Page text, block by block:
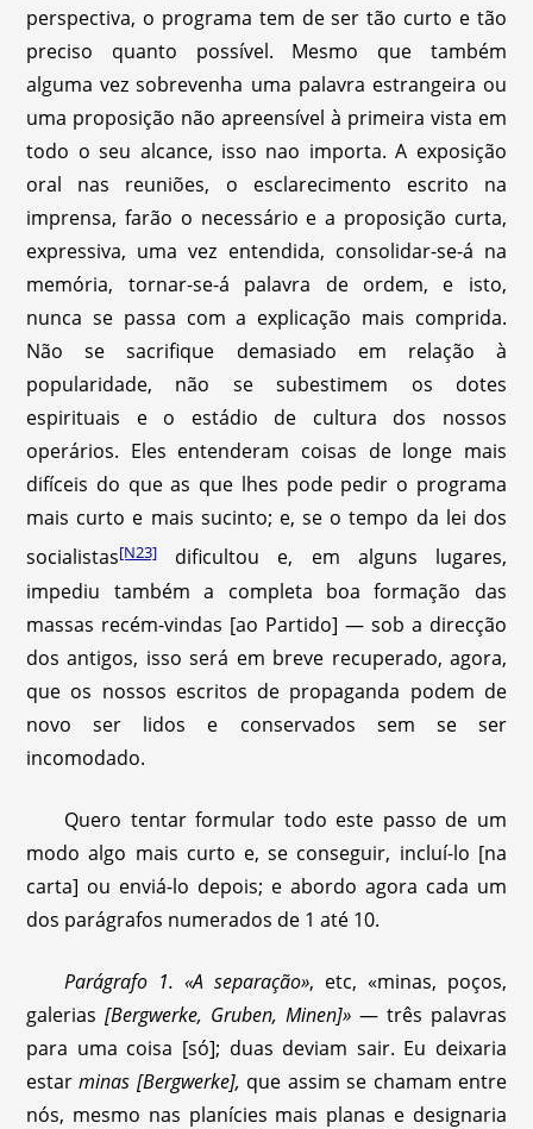
perspectiva, o programa tem de ser tão curto e tão
preciso quanto possível. Mesmo que também
alguma vez sobrevenha uma palavra estrangeira ou
uma proposição não apreensível à primeira vista em
todo o seu alcance, isso nao importa. A exposição
oral nas reuniões, o esclarecimento escrito na
imprensa, farão o necessário e a proposição curta,
expressiva, uma vez entendida, consolidar-se-á na
memória, tornar-se-á palavra de ordem, e isto,
nunca se passa com a explicação mais comprida.
Não se sacrifique demasiado em relação à
popularidade, não se subestimem os dotes
espirituais e o estádio de cultura dos nossos
operários. Eles entenderam coisas de longe mais
difíceis do que as que lhes pode pedir o programa
mais curto e mais sucinto; e, se o tempo da lei dos
socialistas[N23]
dificultou e, em alguns lugares,
impediu também a completa boa formação das
massas recém-vindas [ao Partido] — sob a direcção
dos antigos, isso será em breve recuperado, agora,
que os nossos escritos de propaganda podem de
novo ser lidos e conservados sem se ser
incomodado.
Quero tentar formular todo este passo de um
modo algo mais curto e, se conseguir, incluí-lo [na
carta] ou enviá-lo depois; e abordo agora cada um
dos parágrafos numerados de 1 até 10.
Parágrafo 1. «A separação», etc, «minas, poços,
galerias[Bergwerke, Gruben, Minen]» — três palavras
para uma coisa [só]; duas deviam sair. Eu deixaria
estarminas [Bergwerke], que assim se chamam entre
nós, mesmo nas planícies mais planas e designaria